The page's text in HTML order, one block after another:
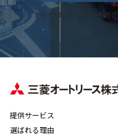
受付時間 平日9時
提供サービス
選ばれる理由